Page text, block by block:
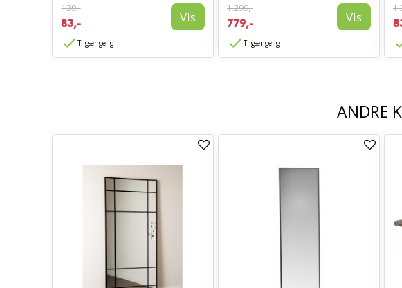
139,-
83,- Vis
Tilgængelig
1.299,-
779,- Vis
Tilgængelig
ANDRE